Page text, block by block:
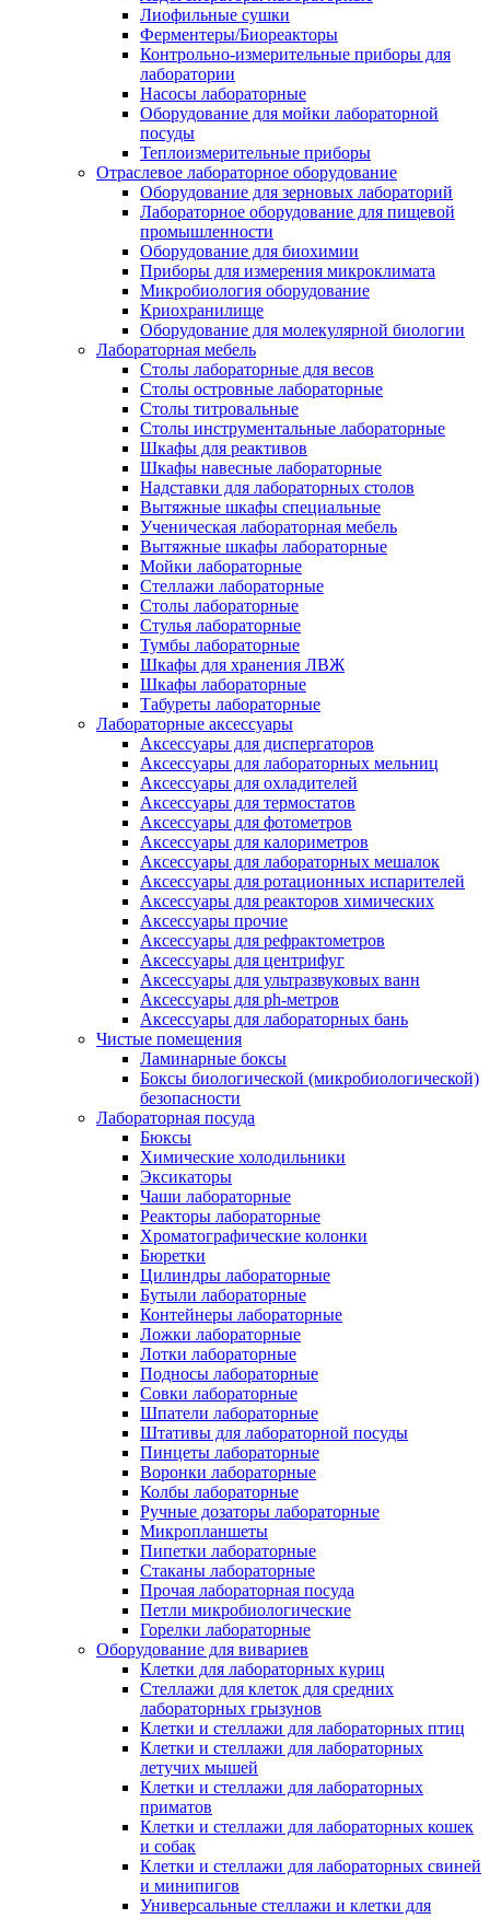
Лиофильные сушки
Ферментеры/Биореакторы
Контрольно-измерительные приборы для
лаборатории
Насосы лабораторные
Оборудование для мойки лабораторной
посуды
Теплоизмерительные приборы
Отраслевое лабораторное оборудование
Оборудование для зерновых лабораторий
Лабораторное оборудование для пищевой
промышленности
Оборудование для биохимии
Приборы для измерения микроклимата
Микробиология оборудование
Криохранилище
Оборудование для молекулярной биологии
Лабораторная мебель
Столы лабораторные для весов
Столы островные лабораторные
Столы титровальные
Столы инструментальные лабораторные
Шкафы для реактивов
Шкафы навесные лабораторные
Надставки для лабораторных столов
Вытяжные шкафы специальные
Ученическая лабораторная мебель
Вытяжные шкафы лабораторные
Мойки лабораторные
Стеллажи лабораторные
Столы лабораторные
Стулья лабораторные
Тумбы лабораторные
Шкафы для хранения ЛВЖ
Шкафы лабораторные
Табуреты лабораторные
Лабораторные аксессуары
Аксессуары для диспергаторов
Аксессуары для лабораторных мельниц
Аксессуары для охладителей
Аксессуары для термостатов
Аксессуары для фотометров
Аксессуары для калориметров
Аксессуары для лабораторных мешалок
Аксессуары для ротационных испарителей
Аксессуары для реакторов химических
Аксессуары прочие
Аксессуары для рефрактометров
Аксессуары для центрифуг
Аксессуары для ультразвуковых ванн
Аксессуары для ph-метров
Аксессуары для лабораторных бань
Чистые помещения
Ламинарные боксы
Боксы биологической (микробиологической)
безопасности
Лабораторная посуда
Бюксы
Химические холодильники
Эксикаторы
Чаши лабораторные
Реакторы лабораторные
Хроматографические колонки
Бюретки
Цилиндры лабораторные
Бутыли лабораторные
Контейнеры лабораторные
Ложки лабораторные
Лотки лабораторные
Подносы лабораторные
Совки лабораторные
Шпатели лабораторные
Штативы для лабораторной посуды
Пинцеты лабораторные
Воронки лабораторные
Колбы лабораторные
Ручные дозаторы лабораторные
Микропланшеты
Пипетки лабораторные
Стаканы лабораторные
Прочая лабораторная посуда
Петли микробиологические
Горелки лабораторные
Оборудование для вивариев
Клетки для лабораторных куриц
Стеллажи для клеток для средних
лабораторных грызунов
Клетки и стеллажи для лабораторных птиц
Клетки и стеллажи для лабораторных
летучих мышей
Клетки и стеллажи для лабораторных
приматов
Клетки и стеллажи для лабораторных кошек
и собак
Клетки и стеллажи для лабораторных свиней
и минипигов
Универсальные стеллажи и клетки для